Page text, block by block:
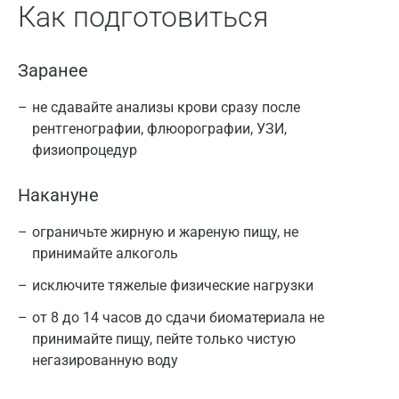
Как подготовиться
Заранее
не сдавайте анализы крови сразу после
рентгенографии, флюорографии, УЗИ,
физиопроцедур
Накануне
ограничьте жирную и жареную пищу, не
принимайте алкоголь
исключите тяжелые физические нагрузки
от 8 до 14 часов до сдачи биоматериала не
принимайте пищу, пейте только чистую
негазированную воду
Москва